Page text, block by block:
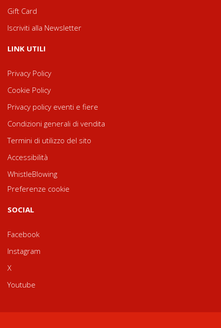
Gift Card
Iscriviti alla Newsletter
LINK UTILI
Privacy Policy
Cookie Policy
Privacy policy eventi e fiere
Condizioni generali di vendita
Termini di utilizzo del sito
Accessibilità
WhistleBlowing
Preferenze cookie
SOCIAL
Facebook
Instagram
X
Youtube